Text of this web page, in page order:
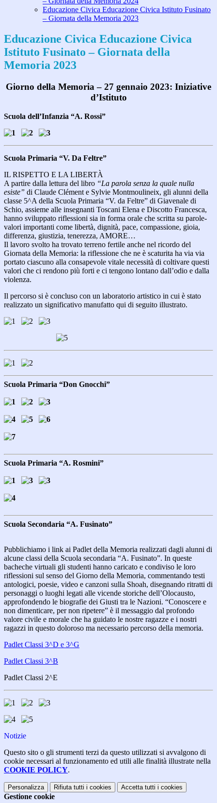
Educazione Civica Educazione Civica Istituto Fusinato
– Giornata della Memoria 2023
Educazione Civica Educazione Civica
Istituto Fusinato – Giornata della
Memoria 2023
Giorno della Memoria – 27 gennaio 2023: Iniziative
d’Istituto
Scuola dell’Infanzia “A. Rossi”
Scuola Primaria “V. Da Feltre”
IL RISPETTO E LA LIBERTÀ
A partire dalla lettura del libro “La parola senza la quale nulla
esiste” di Claude Clément e Sylvie Montmoulineix, gli alunni della
classe 5^A della Scuola Primaria “V. da Feltre” di Giavenale di
Schio, assieme alle insegnanti Toscani Elena e Discotto Francesca,
hanno sviluppato riflessioni sia in forma orale che scritta su parole-
valori importanti come libertà, dignità, pace, compassione, gioia,
differenza, giustizia, tenerezza, AMORE…
Il lavoro svolto ha trovato terreno fertile anche nel ricordo del
Giornata della Memoria: la riflessione che ne è scaturita ha via via
portato ciascuno alla consapevole vitale necessità di coltivare questi
valori che ci rendono più forti e ci tengono lontano dall’odio e dalla
violenza.
Il percorso si è concluso con un laboratorio artistico in cui è stato
realizzato un significativo manufatto qui di seguito illustrato.
Scuola Primaria “Don Gnocchi”
Scuola Primaria “A. Rosmini”
Scuola Secondaria “A. Fusinato”
Pubblichiamo i link ai Padlet della Memoria realizzati dagli alunni di
alcune classi della Scuola secondaria “A. Fusinato”. In queste
bacheche virtuali gli studenti hanno caricato e condiviso le loro
riflessioni sul senso del Giorno della Memoria, commentando testi
antologici, poesie, video e canzoni sulla Shoah, disegnando ritratti di
personaggi o luoghi legati alle vicende storiche dell’Olocausto,
approfondendo le biografie dei Giusti tra le Nazioni. “Conoscere e
non dimenticare, per non ripetere” è il messaggio dal profondo
valore civile e morale che ha guidato le nostre ragazze e i nostri
ragazzi in questo doloroso ma necessario percorso della memoria.
Padlet Classi 3^D e 3^G
Padlet Classi 3^B
Padlet Classi 2^E
Notizie
Questo sito o gli strumenti terzi da questo utilizzati si avvalgono di
cookie necessari al funzionamento ed utili alle finalità illustrate nella
COOKIE POLICY.
Personalizza Rifiuta tutti i cookies Accetta tutti i cookies
Gestione cookie